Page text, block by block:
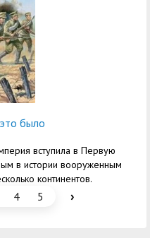
было
вступила в Первую
в истории вооруженным
континентов.
4 5 ›